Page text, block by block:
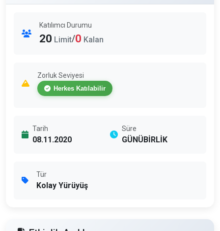
Katılımcı Durumu
20 Limit/0 Kalan
Zorluk Seviyesi
Herkes Katılabilir
Tarih
08.11.2020
Süre
GÜNÜBİRLİK
Tür
Kolay Yürüyüş